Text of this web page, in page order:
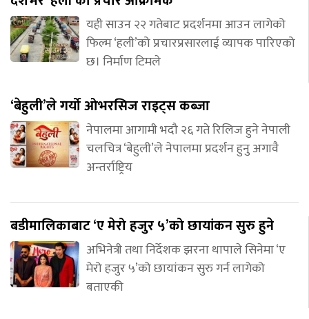
यही साउन २२ गतेबाट प्रदर्शनमा आउन लागेको
फिल्म ‘हली’को प्रचारप्रसारलाई व्यापक पारिएको
छ। निर्माण टिमले
‘बेहुली’ले गर्यो ओभरसिज राइट्स कब्जा
नेपालमा आगामी भदौ २६ गते रिलिज हुने नेपाली
चलचित्र ‘बेहुली’ले नेपालमा प्रदर्शन हुनु अगावै
अन्तर्राष्ट्रिय
बडीमालिकाबाट ‘ए मेरो हजुर ५’को छायांकन सुरु हुने
अभिनेत्री तथा निर्देशक झरना थापाले सिनेमा ‘ए
मेरो हजुर ५’को छायांकन सुरु गर्न लागेको
बताएकी